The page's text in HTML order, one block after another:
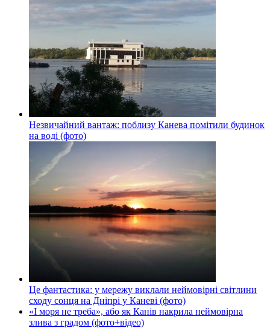
Незвичайний вантаж: поблизу Канева помітили будинок
на воді (фото)
Це фантастика: у мережу виклали неймовірні світлини
сходу сонця на Дніпрі у Каневі (фото)
«І моря не треба», або як Канів накрила неймовірна
злива з градом (фото+відео)